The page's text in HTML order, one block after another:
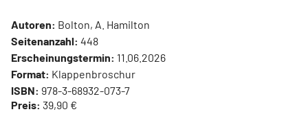
Autoren: Bolton, A. Hamilton
Seitenanzahl: 448
Erscheinungstermin: 11.06.2026
Format: Klappenbroschur
ISBN: 978-3-68932-073-7
Preis: 39,90 €